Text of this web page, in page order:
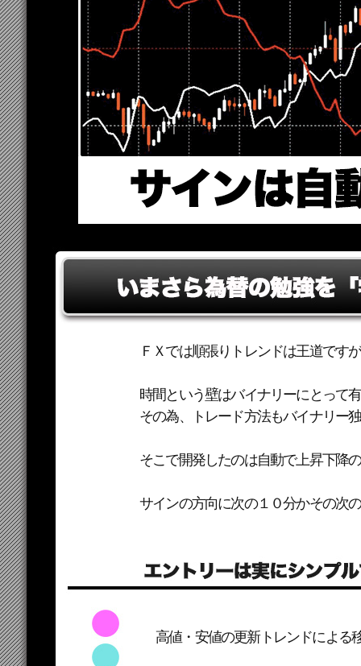
ＦＸでは順張りトレンドは王道です
時間という壁はバイナリーにとって
その為、トレード方法もバイナリー
そこで開発したのは自動で上昇下降
サインの方向に次の１０分かその次
高値・安値の更新トレンドによる